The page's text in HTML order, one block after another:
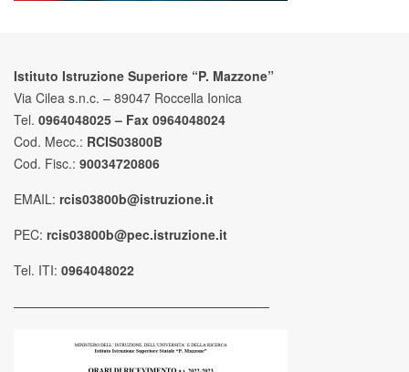
Istituto Istruzione Superiore “P. Mazzone”
Via Cilea s.n.c. – 89047 Roccella Ionica
Tel. 0964048025 – Fax 0964048024
Cod. Mecc.: RCIS03800B
Cod. Fisc.: 90034720806
EMAIL: rcis03800b@istruzione.it
PEC: rcis03800b@pec.istruzione.it
Tel. ITI: 0964048022
————————————————————